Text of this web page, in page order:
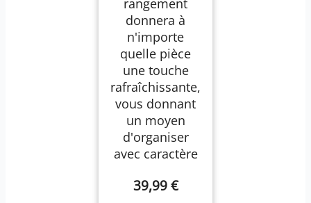
rangement
donnera à
n'importe
quelle pièce
une touche
rafraîchissante,
vous donnant
un moyen
d'organiser
avec caractère
39,99 €